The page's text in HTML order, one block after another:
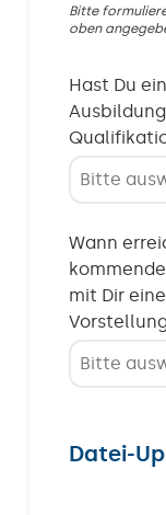
Bitte
oben
Hast Du
Wann
mit Dir
Datei-